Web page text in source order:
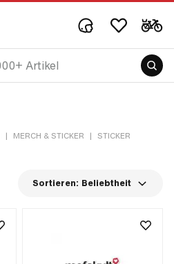
| MERCH & STICKER | STICKER
Sortieren: Beliebtheit